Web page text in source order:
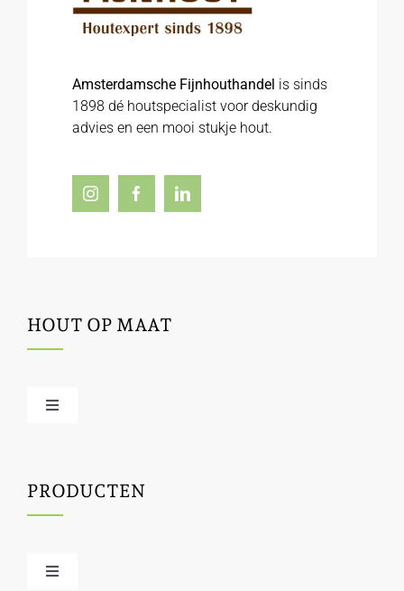
Amsterdamsche Fijnhouthandel is sinds
1898 dé houtspecialist voor deskundig
advies en een mooi stukje hout.
HOUT OP MAAT
Toggle
Houtbewerking
Houtinfo
PRODUCTEN
Toggle